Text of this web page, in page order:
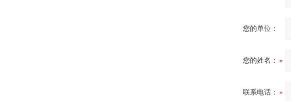
您的单位：
您的姓名：
联系电话：